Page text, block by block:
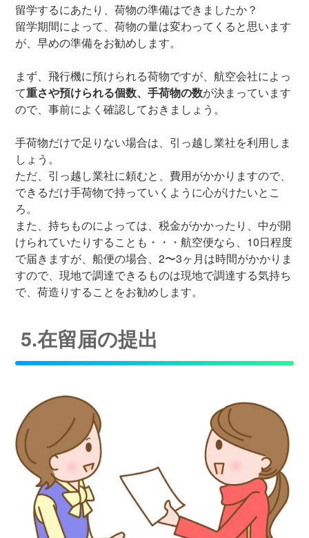
留学するにあたり、荷物の準備はできましたか？
留学期間によって、荷物の量は変わってくると思います
が、早めの準備をお勧めします。
まず、飛行機に預けられる荷物ですが、航空会社によっ
て重さや預けられる個数、手荷物の数が決まっています
ので、事前によく確認しておきましょう。
手荷物だけで足りない場合は、引っ越し業社を利用しま
しょう。
ただ、引っ越し業社に頼むと、費用がかかりますので、
できるだけ手荷物で持っていくように心がけたいとこ
ろ。
また、持ちものによっては、税金がかかったり、中が開
けられていたりすることも・・・航空便なら、10日程度
で届きますが、船便の場合、2〜3ヶ月は時間がかかりま
すので、現地で調達できるものは現地で調達する気持ち
で、荷造りすることをお勧めします。
5.在留届の提出